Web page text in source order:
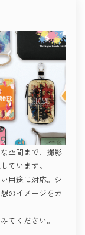
を支えています。
ます。
が
よる撮影も増加。
・オンライ
るようになってい
トナー」として、
なっています。
時代へと進化して
ー・オンライン配
えるようになるで
4696（シロク
写体の輪郭と存在
れており、
ストビジュアルな
のための空間で
ファーに向けたス
し出します。
な空間まで、撮影
ています。
用途に対応。シ
のイメージをカ
てください。